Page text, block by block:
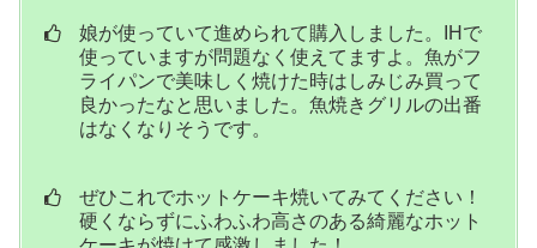
娘が使っていて進められて購入しました。IHで
使っていますが問題なく使えてますよ。魚がフ
ライパンで美味しく焼けた時はしみじみ買って
良かったなと思いました。魚焼きグリルの出番
はなくなりそうです。
ぜひこれでホットケーキ焼いてみてください！
硬くならずにふわふわ高さのある綺麗なホット